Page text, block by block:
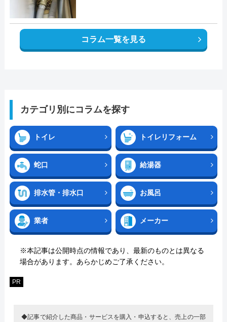
コラム一覧を見る
カテゴリ別にコラムを探す
トイレ トイレリフォーム
蛇口 給湯器
排水管・排水口 お風呂
業者 メーカー
※本記事は公開時点の情報であり、最新のものとは異なる
場合があります。あらかじめご了承ください。
PR
◆記事で紹介した商品・サービスを購入・申込すると、売上の一部